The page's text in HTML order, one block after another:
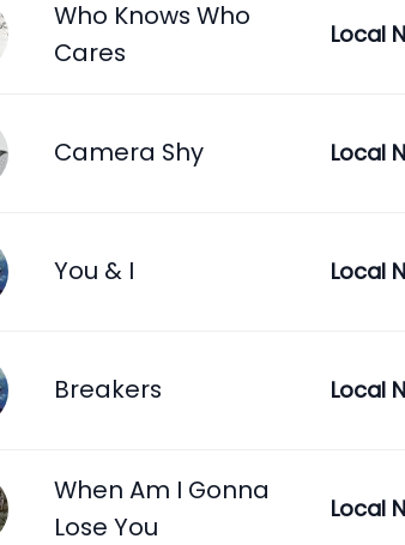
Who Knows Who
Cares
Local
Camera Shy Local
You & I Local
Breakers Local
When Am I Gonna
Lose You
Local